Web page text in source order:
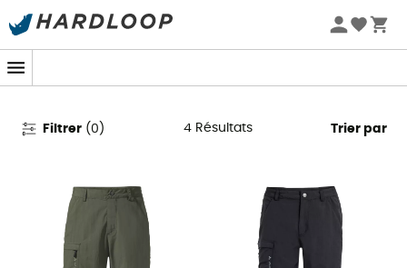
Promos d'été 🔥 -5 % EXTRA dès 2 produits* code Summer5
Pantacourts homme
Filtrer (0 ) 4 Résultats Trier par